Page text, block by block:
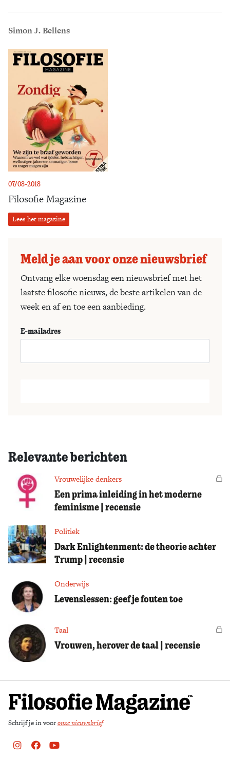
07/08-2018
Filosofie Magazine
Lees het magazine
Simon J. Bellens
Meld je aan voor onze nieuwsbrief
Ontvang elke woensdag een nieuwsbrief met het
laatste filosofie nieuws, de beste artikelen van de
week en af en toe een aanbieding.
E-mailadres
Relevante berichten
Vrouwelijke denkers
Een prima inleiding in het moderne
feminisme | recensie
Politiek
Dark Enlightenment: de theorie achter
Trump | recensie
Onderwijs
Levenslessen: geef je fouten toe
Taal
Vrouwen, herover de taal | recensie
Schrijf je in vooronze nieuwsbrief
Instagram
FacebookYoutube